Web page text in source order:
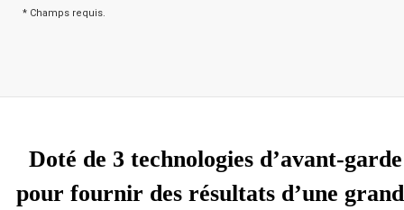
Doté de 3 technologies d’avant-garde
pour fournir des résultats d’une